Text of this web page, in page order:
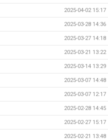
2025-04-02 15:17
2025-03-28 14:36
2025-03-27 14:18
2025-03-21 13:22
2025-03-14 13:29
2025-03-07 14:48
2025-03-07 12:17
2025-02-28 14:45
2025-02-27 15:17
2025-02-21 13:48